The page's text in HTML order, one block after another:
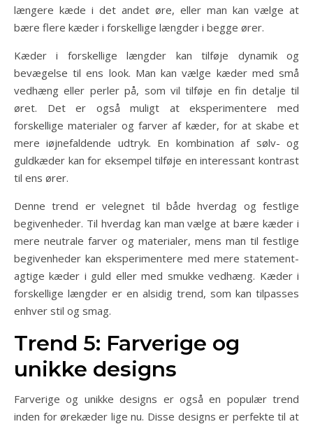
længere kæde i det andet øre, eller man kan vælge at
bære flere kæder i forskellige længder i begge ører.
Kæder i forskellige længder kan tilføje dynamik og
bevægelse til ens look. Man kan vælge kæder med små
vedhæng eller perler på, som vil tilføje en fin detalje til
øret. Det er også muligt at eksperimentere med
forskellige materialer og farver af kæder, for at skabe et
mere iøjnefaldende udtryk. En kombination af sølv- og
guldkæder kan for eksempel tilføje en interessant kontrast
til ens ører.
Denne trend er velegnet til både hverdag og festlige
begivenheder. Til hverdag kan man vælge at bære kæder i
mere neutrale farver og materialer, mens man til festlige
begivenheder kan eksperimentere med mere statement-
agtige kæder i guld eller med smukke vedhæng. Kæder i
forskellige længder er en alsidig trend, som kan tilpasses
enhver stil og smag.
Trend 5: Farverige og
unikke designs
Farverige og unikke designs er også en populær trend
inden for ørekæder lige nu. Disse designs er perfekte til at